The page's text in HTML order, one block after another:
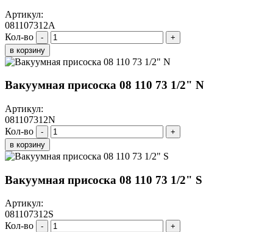
Артикул:
081107312A
Кол-во
-
+
в корзину
Вакуумная присоска 08 110 73 1/2" N
Артикул:
081107312N
Кол-во
-
+
в корзину
Вакуумная присоска 08 110 73 1/2" S
Артикул:
081107312S
Кол-во
-
+